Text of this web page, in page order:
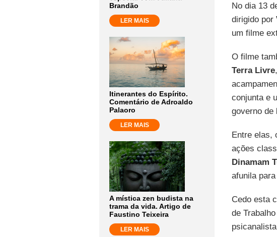
Brandão
LER MAIS
Itinerantes do Espírito.
Comentário de Adroaldo
Palaoro
LER MAIS
A mística zen budista na
trama da vida. Artigo de
Faustino Teixeira
LER MAIS
No dia 13
dirigido por
um filme
O filme
Terra Livre
conjunta e
governo de
Entre elas,
ações
Dinamam
afunila
Cedo esta
de
psicanalista